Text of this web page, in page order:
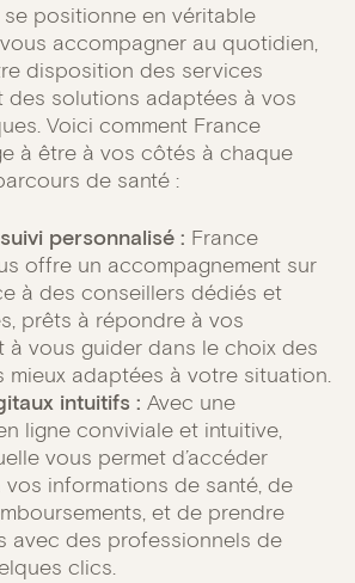
positionne en véritable
accompagner au quotidien,
disposition des services
des solutions adaptées à vos
Voici comment France
à être à vos côtés à chaque
de santé :
personnalisé : France
offre un accompagnement sur
à des conseillers dédiés et
prêts à répondre à vos
à vous guider dans le choix des
mieux adaptées à votre situation.
intuitifs : Avec une
ligne conviviale et intuitive,
vous permet d’accéder
vos informations de santé, de
et de prendre
avec des professionnels de
clics.